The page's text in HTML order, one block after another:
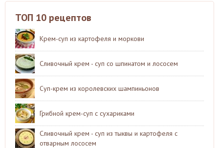
ТОП 10 рецептов
Крем-суп из картофеля и моркови
Сливочный крем - суп со шпинатом и лососем
Суп-крем из королевских шампиньонов
Грибной крем-суп с сухариками
Сливочный крем - суп из тыквы и картофеля с
отварным лососем